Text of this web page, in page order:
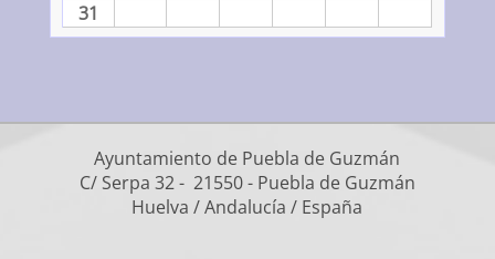
31
Ayuntamiento de Puebla de Guzmán
C/ Serpa 32 - 21550 - Puebla de Guzmán
Huelva / Andalucía / España